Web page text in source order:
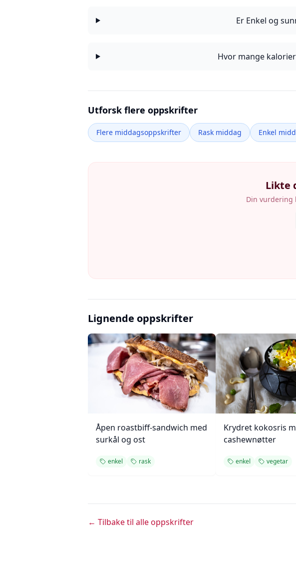
Er Enkel og
Hvor mange
Utforsk flere oppskrifter
Flere middagsoppskrifter Rask middag Enkel
Likte
Din vurdering
Lignende oppskrifter
Åpen roastbiff-sandwich med
surkål og ost
enkel rask
Krydret kokosris
cashewnøtter
enkel vegetar
← Tilbake til alle oppskrifter